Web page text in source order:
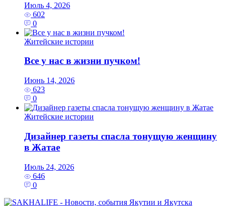
Июль 4, 2026
602
0
Житейские истории
Все у нас в жизни пучком!
Июнь 14, 2026
623
0
Житейские истории
Дизайнер газеты спасла тонущую женщину
в Жатае
Июль 24, 2026
646
0